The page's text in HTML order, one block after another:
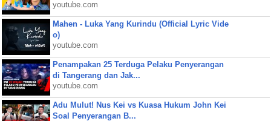
youtube.com
Mahen - Luka Yang Kurindu (Official Lyric Vide
o)
youtube.com
Penampakan 25 Terduga Pelaku Penyerangan
di Tangerang dan Jak...
youtube.com
Adu Mulut! Nus Kei vs Kuasa Hukum John Kei
Soal Penyerangan B...